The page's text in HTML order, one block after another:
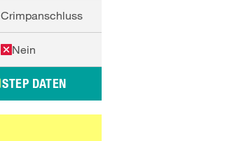
Crimpanschluss
Nein
STEP DATEN